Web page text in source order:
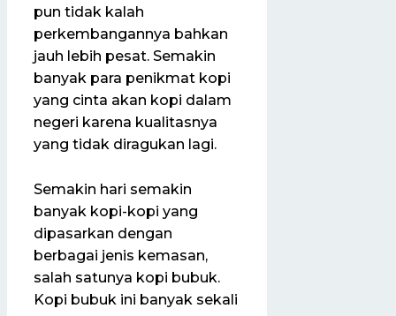
pun tidak kalah
perkembangannya bahkan
jauh lebih pesat. Semakin
banyak para penikmat kopi
yang cinta akan kopi dalam
negeri karena kualitasnya
yang tidak diragukan lagi.
Semakin hari semakin
banyak kopi-kopi yang
dipasarkan dengan
berbagai jenis kemasan,
salah satunya kopi bubuk.
Kopi bubuk ini banyak sekali